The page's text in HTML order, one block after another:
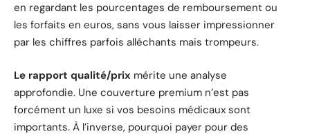
en regardant les pourcentages de remboursement ou
les forfaits en euros, sans vous laisser impressionner
par les chiffres parfois alléchants mais trompeurs.
Le rapport qualité/prix mérite une analyse
approfondie. Une couverture premium n’est pas
forcément un luxe si vos besoins médicaux sont
importants. À l’inverse, pourquoi payer pour des